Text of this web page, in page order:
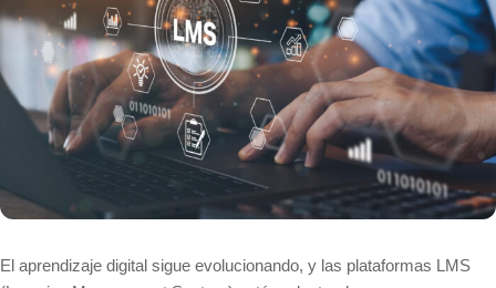
El aprendizaje digital sigue evolucionando, y las plataformas LMS